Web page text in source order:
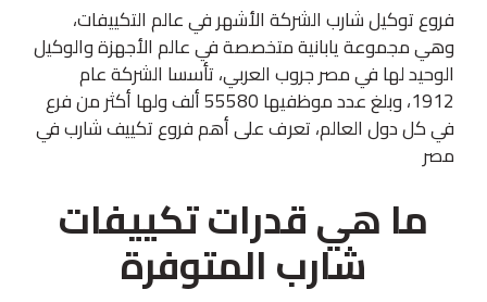
فروع توكيل شارب الشركة الأشهر في عالم التكييفات،
وهي مجموعة يابانية متخصصة في عالم الأجهزة والوكيل
الوحيد لها في مصر جروب العربي، تأسسا الشركة عام
1912، وبلغ عدد موظفيها 55580 ألف ولها أكثر من فرع
في كل دول العالم، تعرف على أهم فروع تكييف شارب في
مصر
ما هي قدرات تكييفات
شارب المتوفرة